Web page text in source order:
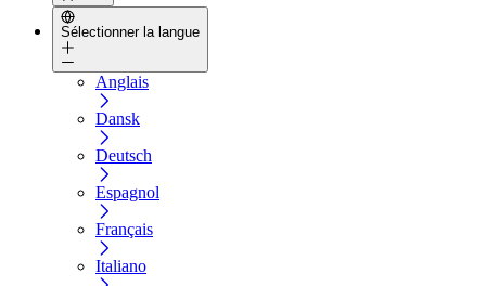
Sélectionner la langue
Anglais
Dansk
Deutsch
Espagnol
Français
Italiano